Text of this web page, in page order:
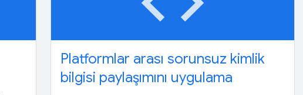
Platformlar arası sorunsuz kimlik
bilgisi paylaşımını uygulama